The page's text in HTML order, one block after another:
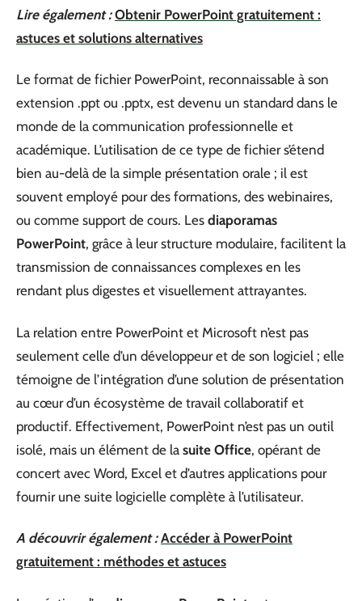
Lire également : Obtenir PowerPoint gratuitement :
astuces et solutions alternatives
Le format de fichier PowerPoint, reconnaissable à son
extension .ppt ou .pptx, est devenu un standard dans le
monde de la communication professionnelle et
académique. L’utilisation de ce type de fichier s’étend
bien au-delà de la simple présentation orale ; il est
souvent employé pour des formations, des webinaires,
ou comme support de cours. Les diaporamas
PowerPoint, grâce à leur structure modulaire, facilitent la
transmission de connaissances complexes en les
rendant plus digestes et visuellement attrayantes.
La relation entre PowerPoint et Microsoft n’est pas
seulement celle d’un développeur et de son logiciel ; elle
témoigne de l’intégration d’une solution de présentation
au cœur d’un écosystème de travail collaboratif et
productif. Effectivement, PowerPoint n’est pas un outil
isolé, mais un élément de la suite Office, opérant de
concert avec Word, Excel et d’autres applications pour
fournir une suite logicielle complète à l’utilisateur.
A découvrir également : Accéder à PowerPoint
gratuitement : méthodes et astuces